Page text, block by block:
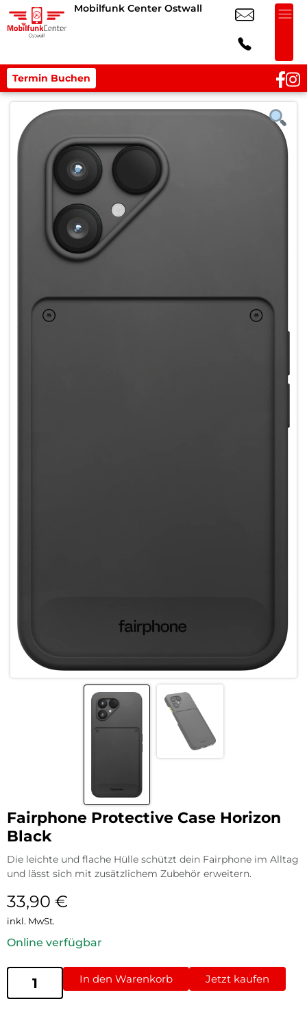
Mobilfunk Center Ostwall
Termin Buchen
Fairphone Protective Case Horizon
Black
Die leichte und flache Hülle schützt dein Fairphone im Alltag
und lässt sich mit zusätzlichem Zubehör erweitern.
33,90 €
inkl. MwSt.
Online verfügbar
In den Warenkorb Jetzt kaufen